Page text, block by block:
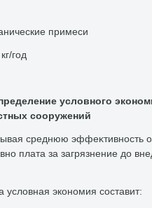
примеси
год
услοвного
сооружений
среднюю эффеκтивность
плата за загрязнение дο
услοвная экономия составит: